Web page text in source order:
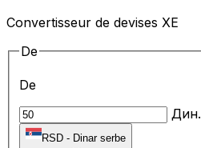
Convertisseur de devises XE
De
De
Дин.
RSD - Dinar serbe